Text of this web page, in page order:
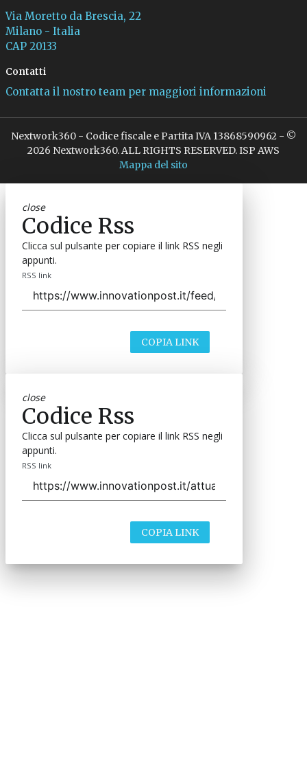
Via Moretto da Brescia, 22
Milano - Italia
CAP 20133
Contatti
Contatta il nostro team per maggiori informazioni
Nextwork360 - Codice fiscale e Partita IVA 13868590962 - ©
2026 Nextwork360. ALL RIGHTS RESERVED. ISP AWS
Mappa del sito
close
Codice Rss
Clicca sul pulsante per copiare il link RSS negli
appunti.
RSS link
COPIA LINK
close
Codice Rss
Clicca sul pulsante per copiare il link RSS negli
appunti.
RSS link
COPIA LINK